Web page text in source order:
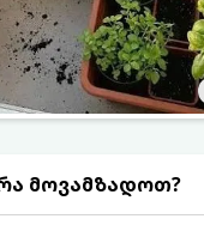
მოვამზადოთ?